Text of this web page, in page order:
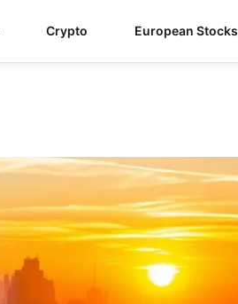
Crypto European Stocks